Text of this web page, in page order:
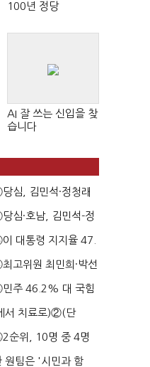
100년 정당
AI 잘 쓰는 신입을 찾
습니다
심, 김민석·정청래
...
심·호남, 김민석-정
대통령 지지율 47.
...
고위원 최민희·박선
주 46.2% 대 국힘
밖 ...
서 치료로)②(단
…여성...
순위, 10명 중 4명
'한 ...
원팀은 '시민과 함